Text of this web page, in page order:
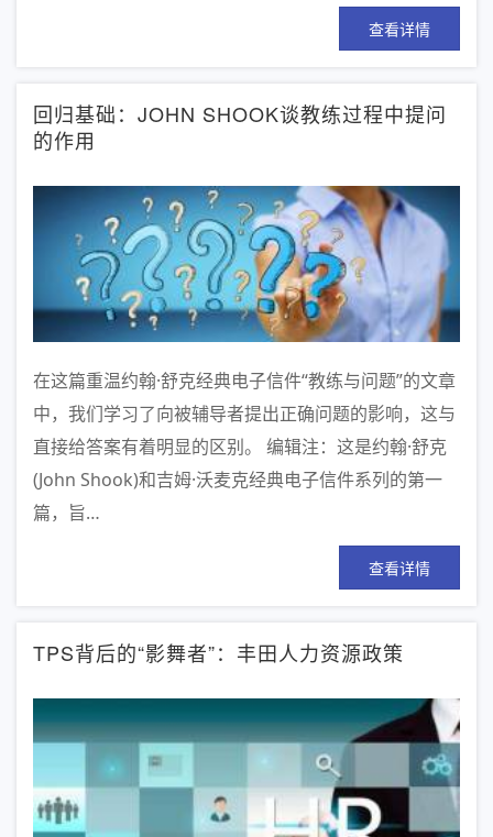
查看详情
回归基础：JOHN SHOOK谈教练过程中提问
的作用
在这篇重温约翰·舒克经典电子信件“教练与问题”的文章
中，我们学习了向被辅导者提出正确问题的影响，这与
直接给答案有着明显的区别。 编辑注：这是约翰·舒克
(John Shook)和吉姆·沃麦克经典电子信件系列的第一
篇，旨…
查看详情
TPS背后的“影舞者”：丰田人力资源政策